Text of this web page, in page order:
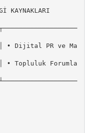
│ • Dijital PR ve Ma
• Topluluk Forumla